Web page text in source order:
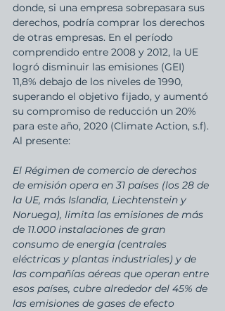
donde, si una empresa sobrepasara sus
derechos, podría comprar los derechos
de otras empresas. En el período
comprendido entre 2008 y 2012, la UE
logró disminuir las emisiones (GEI)
11,8% debajo de los niveles de 1990,
superando el objetivo fijado, y aumentó
su compromiso de reducción un 20%
para este año, 2020 (Climate Action, s.f).
Al presente:
El Régimen de comercio de derechos
de emisión opera en 31 países (los 28 de
la UE, más Islandia, Liechtenstein y
Noruega), limita las emisiones de más
de 11.000 instalaciones de gran
consumo de energía (centrales
eléctricas y plantas industriales) y de
las compañías aéreas que operan entre
esos países, cubre alrededor del 45% de
las emisiones de gases de efecto